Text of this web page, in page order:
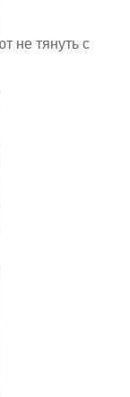
не тянуть с